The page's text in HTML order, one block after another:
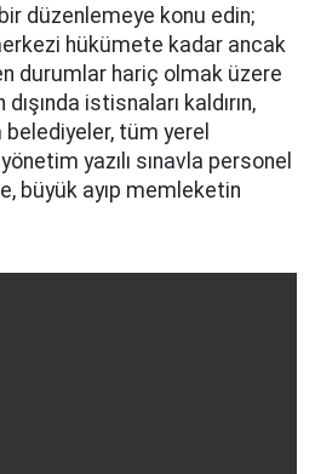
düzenlemeye konu edin;
hükümete kadar ancak
durumlar hariç olmak üzere
istisnaları kaldırın,
belediyeler, tüm yerel
yazılı sınavla personel
büyük ayıp memleketin